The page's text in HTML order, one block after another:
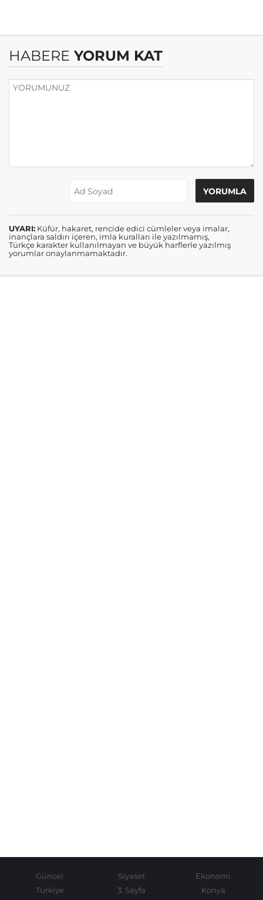
HABERE YORUM KAT
UYARI: Küfür, hakaret, rencide edici cümleler veya imalar,
inançlara saldırı içeren, imla kuralları ile yazılmamış,
Türkçe karakter kullanılmayan ve büyük harflerle yazılmış
yorumlar onaylanmamaktadır.
Güncel Siyaset
Ekonomi
Türkiye
3. Sayfa
Konya